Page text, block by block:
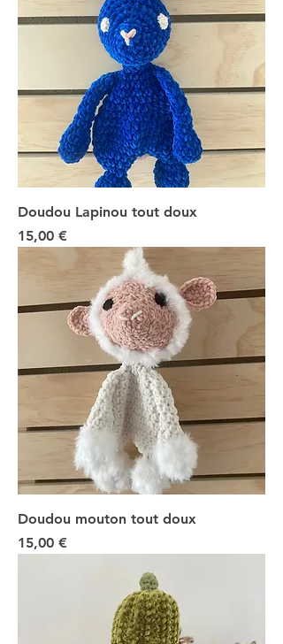
Doudou Lapinou tout doux
Prix
15,00 €
Doudou mouton tout doux
Prix
15,00 €